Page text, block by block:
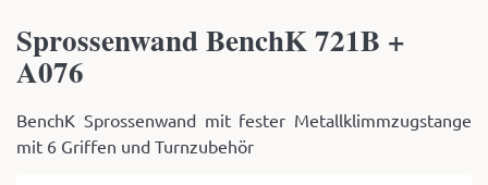
Sprossenwand BenchK 721B +
A076
BenchK Sprossenwand mit fester Metallklimmzugstange
mit 6 Griffen und Turnzubehör